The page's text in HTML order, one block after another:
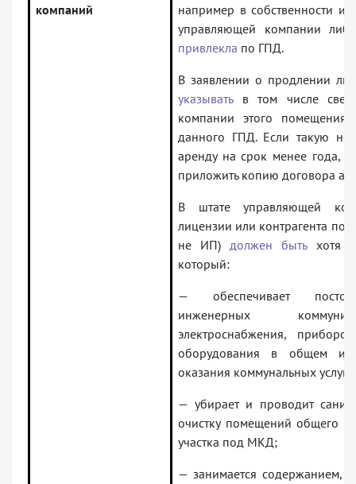
компаний
например в собственности
управляющей компании
привлекла по ГПД.
В заявлении о продлении
указыватьв том числе
компании этого
данного ГПД. Если такую
аренду на срок менее года,
приложить копию договора
В штате управляющей
лицензии или контрагента по
не ИП)должен бытьхотя
который:
— обеспечивает
инженерных
электроснабжения,
оборудования в общем
оказания коммунальных услуг;
— убирает и проводит
очистку помещений общего
участка под МКД;
— занимается содержанием,